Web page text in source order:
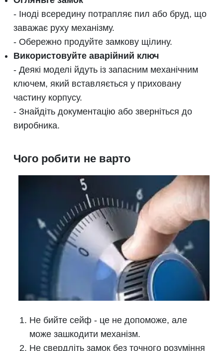
- Іноді всередину потрапляє пил або бруд, що
заважає руху механізму.
- Обережно продуйте замкову щілину.
Використовуйте аварійний ключ
- Деякі моделі йдуть із запасним механічним
ключем, який вставляється у приховану
частину корпусу.
- Знайдіть документацію або зверніться до
виробника.
Чого робити не варто
Не бийте сейф - це не допоможе, але
може зашкодити механізм.
Не свердліть замок без точного розуміння